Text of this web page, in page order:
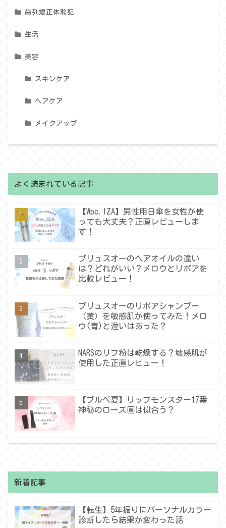
歯列矯正体験記
生活
美容
スキンケア
ヘアケア
メイクアップ
よく読まれている記事
【Wpc.IZA】男性用日傘を女性が使
っても大丈夫？正直レビューしま
す！
プリュスオーのヘアオイルの違い
は？どれがいい？メロウとリポアを
比較レビュー！
プリュスオーのリポアシャンプー
（黄）を敏感肌が使ってみた！メロ
ウ(青)と違いはあった？
NARSのリフ粉は乾燥する？敏感肌が
使用した正直レビュー！
【ブルベ夏】リップモンスター17番
神秘のローズ園は似合う？
新着記事
【転生】5年振りにパーソナルカラー
診断したら結果が変わった話